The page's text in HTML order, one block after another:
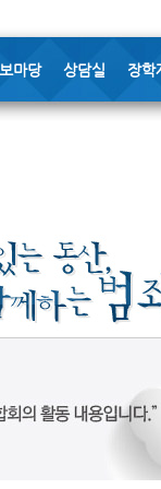
마당 상담실 장학